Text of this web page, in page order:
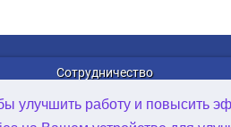
улучшить работу и повысить
Сотрудничество
Реклама